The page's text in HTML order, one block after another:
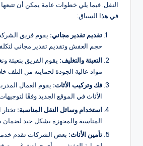
النقل. فيما يلي خطوات عامة يمكن أن
في هذا السياق:
تقديم تقدير مجاني: يقوم فريق الشركة
حجم العفش وتقديم تقدير مجاني
التعبئة والتغليف: يقوم الفريق بتعبئة
مواد عالية الجودة لحمايته من التلف
فك وتركيب الأثاث: يقوم العمال
الأثاث في الموقع الجديد وفقًا
استخدام وسائل النقل المناسبة:
المناسبة والمجهزة بشكل جيد لضمان
تأمين الأثاث: بعض الشركات تقدم